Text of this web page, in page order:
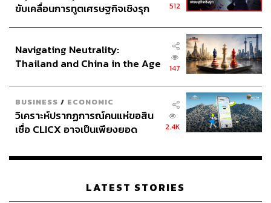
ทำงาน ผมยืนยันกับทุกคนว่าผมรักเจ้านายทุกๆ คน และ
คนในพรรคเก่าคือพี่น้องของผมทุกๆ คน ผมเดินก้าวออกจาก
บ้านหลังใหญ่เพื่อก้าวสู่บ้านหลังเล็กๆ ที่มีความอบอุ่น
ขับเคลื่อนการทูตเศรษฐกิจเชิงรุก
512
Navigating Neutrality:
Thailand and China in the Age
147
BUSINESS / ECONOMIC
วิเคราะห์ปรากฏการณ์คนแห่ขอสิน
เชื่อ CLICX อาจเป็นเพียงยอด
เรือนไทยที่ถูกซุกไว้
2.4K
LATEST STORIES